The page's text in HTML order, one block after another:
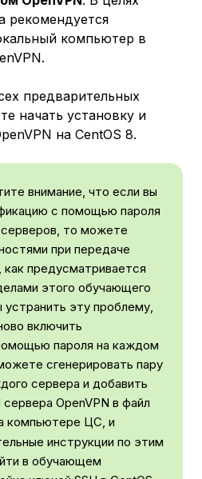
рекомендуется
компьютер в
предварительных
начать установку и
на CentOS 8.
внимание, что если вы
с помощью пароля
то можете
при передаче
предусматривается
этого обучающего
эту проблему,
включить
пароля на каждом
сгенерировать пару
сервера и добавить
OpenVPN в файл
компьютере ЦС, и
инструкции по этим
в обучающем